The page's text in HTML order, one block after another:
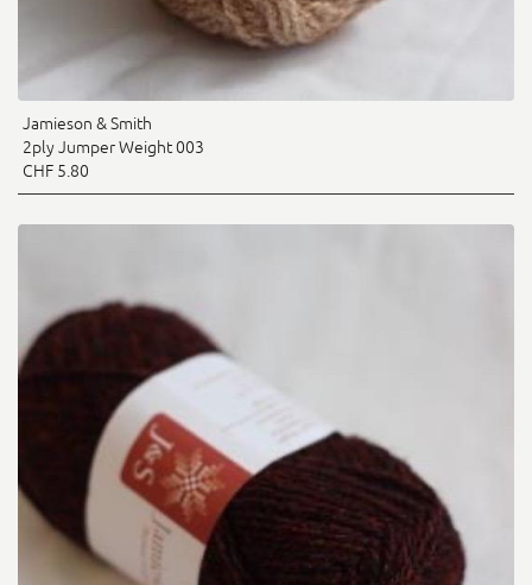
Jamieson & Smith
2ply Jumper Weight 003
CHF 5.80